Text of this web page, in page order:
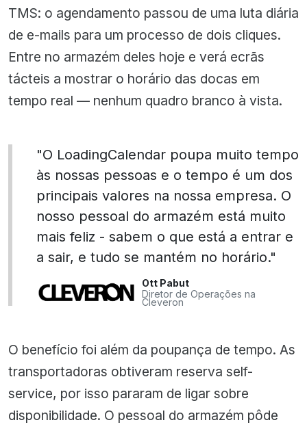
TMS: o agendamento passou de uma luta diária
de e-mails para um processo de dois cliques.
Entre no armazém deles hoje e verá ecrãs
tácteis a mostrar o horário das docas em
tempo real — nenhum quadro branco à vista.
"O LoadingCalendar poupa muito tempo
às nossas pessoas e o tempo é um dos
principais valores na nossa empresa. O
nosso pessoal do armazém está muito
mais feliz - sabem o que está a entrar e
a sair, e tudo se mantém no horário."
Ott Pabut
Diretor de Operações na
Cleveron
O benefício foi além da poupança de tempo. As
transportadoras obtiveram reserva self-
service, por isso pararam de ligar sobre
disponibilidade. O pessoal do armazém pôde